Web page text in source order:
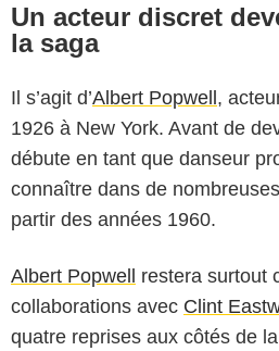
Un acteur discret
la saga
Il s’agit d’Albert Popwell,
1926 à New York. Avant de
débute en tant que danseur
connaître dans de
partir des années 1960.
Albert Popwell restera surtout
collaborations avec Clint
quatre reprises aux côtés de